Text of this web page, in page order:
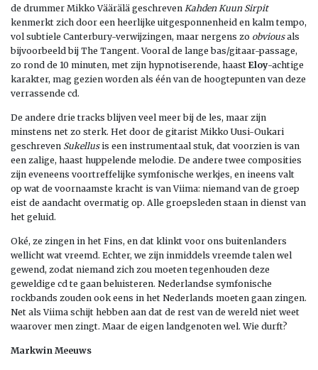
de drummer Mikko Väärälä geschreven Kahden Kuun Sirpit
kenmerkt zich door een heerlijke uitgesponnenheid en kalm tempo,
vol subtiele Canterbury-verwijzingen, maar nergens zo obviousals
bijvoorbeeld bij The Tangent. Vooral de lange bas/gitaar-passage,
zo rond de 10 minuten, met zijn hypnotiserende, haast Eloy-achtige
karakter, mag gezien worden als één van de hoogtepunten van deze
verrassende cd.
De andere drie tracks blijven veel meer bij de les, maar zijn
minstens net zo sterk. Het door de gitarist Mikko Uusi-Oukari
geschreven Sukellusis een instrumentaal stuk, dat voorzien is van
een zalige, haast huppelende melodie. De andere twee composities
zijn eveneens voortreffelijke symfonische werkjes, en ineens valt
op wat de voornaamste kracht is van Viima: niemand van de groep
eist de aandacht overmatig op. Alle groepsleden staan in dienst van
het geluid.
Oké, ze zingen in het Fins, en dat klinkt voor ons buitenlanders
wellicht wat vreemd. Echter, we zijn inmiddels vreemde talen wel
gewend, zodat niemand zich zou moeten tegenhouden deze
geweldige cd te gaan beluisteren. Nederlandse symfonische
rockbands zouden ook eens in het Nederlands moeten gaan zingen.
Net als Viima schijt hebben aan dat de rest van de wereld niet weet
waarover men zingt. Maar de eigen landgenoten wel. Wie durft?
Markwin Meeuws